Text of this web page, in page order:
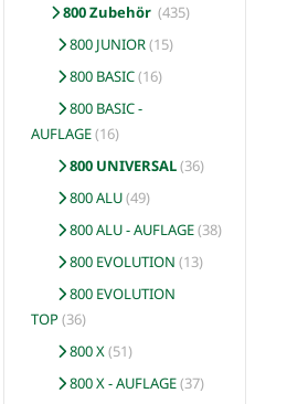
800 Zubehör (435)
800 JUNIOR(15)
800 BASIC(16)
800 BASIC -
AUFLAGE(16)
800 UNIVERSAL(36)
800 ALU(49)
800 ALU - AUFLAGE(38)
800 EVOLUTION (13)
800 EVOLUTION
TOP(36)
800 X(51)
800 X - AUFLAGE(37)